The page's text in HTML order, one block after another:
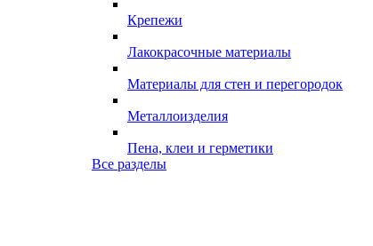
Крепежи
Лакокрасочные материалы
Материалы для стен и перегородок
Металлоизделия
Пена, клеи и герметики
Все разделы